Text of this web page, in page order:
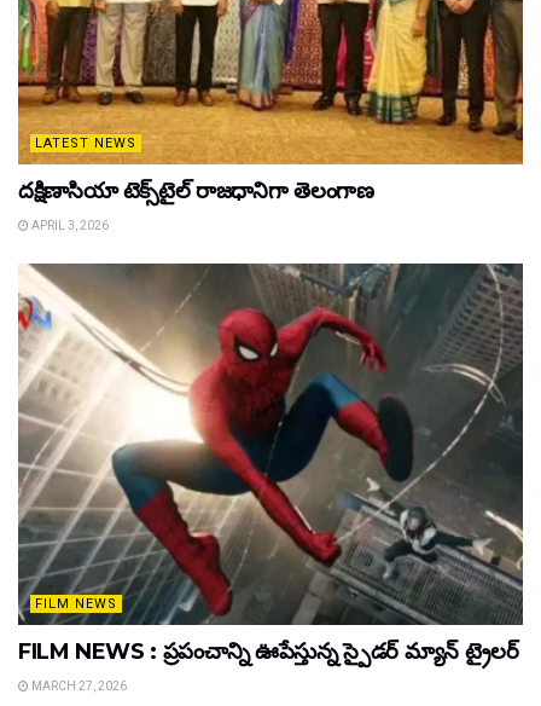
LATEST NEWS
దక్షిణాసియా టెక్స్‌టైల్ రాజధానిగా తెలంగాణ
APRIL 3, 2026
FILM NEWS
FILM NEWS : ప్రపంచాన్ని ఊపేస్తున్న స్పైడర్ మ్యాన్ ట్రైలర్
MARCH 27, 2026